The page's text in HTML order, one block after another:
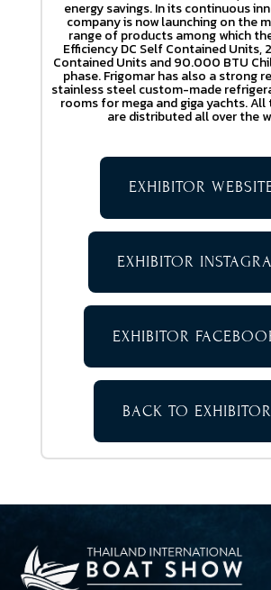
energy savings. In its continuous
company is now launching on the
range of products among which
Efficiency DC Self Contained Units,
Contained Units and 90.000 BTU
phase. Frigomar has also a strong
stainless steel custom-made
rooms for mega and giga yachts.
are distributed all over the
EXHIBITOR
EXHIBITOR
EXHIBITOR
BACK TO